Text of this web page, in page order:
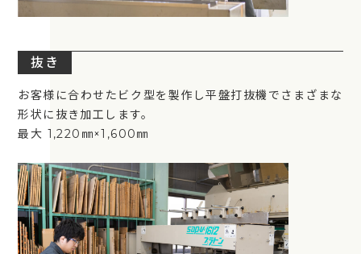
抜き
お客様に合わせたビク型を製作し平盤打抜機でさまざまな
形状に抜き加工します。
最大 1,220㎜×1,600㎜